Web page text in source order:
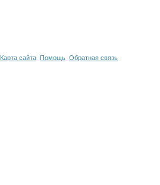
Карта сайта Помощь Обратная связь